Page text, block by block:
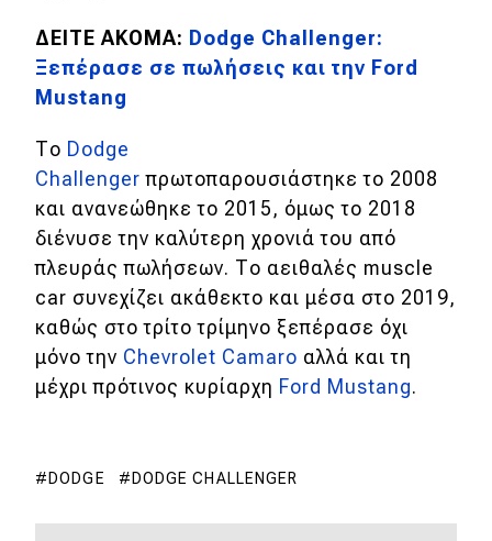
DRIVE Away
MOTO
Μεταχειρισμένο
Οδηγός αγοράς
Συμβουλές
Χρηστικά
Συμβουλές
Οδική βοήθεια
ΔΕΙΤΕ ΑΚΟΜΑ: Dodge Challenger:
Ξεπέρασε σε πωλήσεις και την Ford
Mustang
Το Dodge
Challenger πρωτοπαρουσιάστηκε το 2008
και ανανεώθηκε το 2015, όμως το 2018
διένυσε την καλύτερη χρονιά του από
πλευράς πωλήσεων. Το αειθαλές muscle
car συνεχίζει ακάθεκτο και μέσα στο 2019,
καθώς στο τρίτο τρίμηνο ξεπέρασε όχι
μόνο την Chevrolet Camaro αλλά και τη
μέχρι πρότινος κυρίαρχη Ford Mustang.
DODGE DODGE CHALLENGER